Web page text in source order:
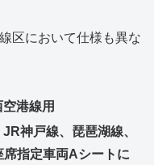
区において仕様も異な
港線用
神戸線、琵琶湖線、
指定車両Aシートに